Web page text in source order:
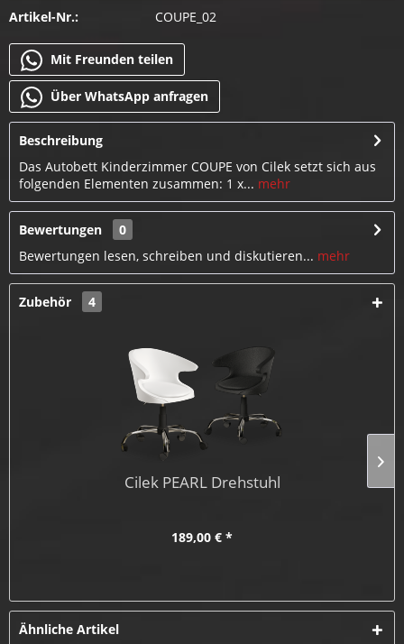
Artikel-Nr.: COUPE_02
Mit Freunden teilen
Über WhatsApp anfragen
Beschreibung
Das Autobett Kinderzimmer COUPE von Cilek setzt sich aus
folgenden Elementen zusammen: 1 x... mehr
Bewertungen
0
Bewertungen lesen, schreiben und diskutieren... mehr
Zubehör 4
Cilek PEARL Drehstuhl
189,00 € *
Ähnliche Artikel